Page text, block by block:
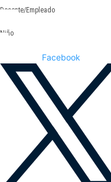
Docente/Empleado
Niño
Facebook